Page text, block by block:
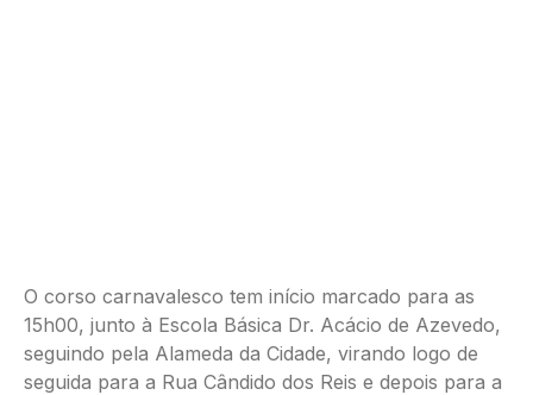
O corso carnavalesco tem início marcado para as
15h00, junto à Escola Básica Dr. Acácio de Azevedo,
seguindo pela Alameda da Cidade, virando logo de
seguida para a Rua Cândido dos Reis e depois para a